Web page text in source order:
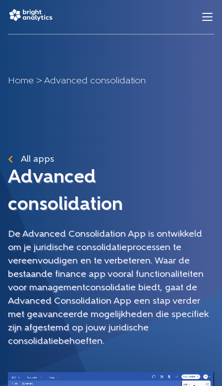
Home > Advanced consolidation
All apps
Advanced
consolidation
De Advanced Consolidation App is ontwikkeld
om je juridische consolidatieprocessen te
vereenvoudigen en te verbeteren. Waar de
bestaande finance app vooral functionaliteiten
voor managementconsolidatie biedt, gaat de
Advanced Consolidation App een stap verder
met geavanceerde mogelijkheden die specifiek
zijn afgestemd op jouw juridische
consolidatiebehoeften.